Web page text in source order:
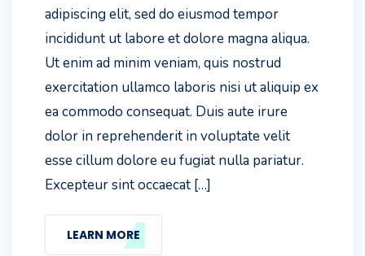
adipiscing elit, sed do eiusmod tempor
incididunt ut labore et dolore magna aliqua.
Ut enim ad minim veniam, quis nostrud
exercitation ullamco laboris nisi ut aliquip ex
ea commodo consequat. Duis aute irure
dolor in reprehenderit in voluptate velit
esse cillum dolore eu fugiat nulla pariatur.
Excepteur sint occaecat […]
LEARN MORE